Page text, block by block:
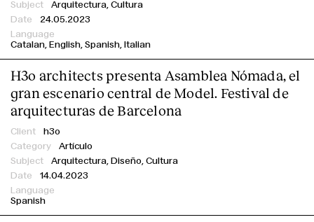
Arquitectura, Cultura
24.05.2023
Catalan English Spanish Italian
H3o architects presenta Asamblea Nómada, el
gran escenario central de Model. Festival de
arquitecturas de Barcelona
h3o
Artículo
Arquitectura, Diseño, Cultura
14.04.2023
Spanish